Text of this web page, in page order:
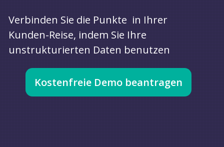
Verbinden Sie die Punkte in Ihrer
Kunden-Reise, indem Sie Ihre
unstrukturierten Daten benutzen
Kostenfreie Demo beantragen